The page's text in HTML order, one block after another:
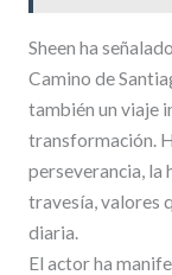
Sheen ha
Camino de
también un viaje
transformación.
perseverancia, la
travesía, valores
diaria.
El actor ha